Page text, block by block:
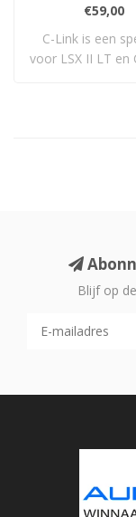
€59,00
C-Link is een
voor LSX II LT en
Blijf op